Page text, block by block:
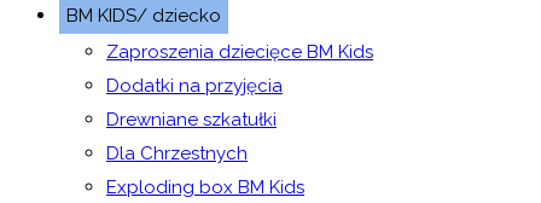
BM KIDS/ dziecko
Zaproszenia dziecięce BM Kids
Dodatki na przyjęcia
Drewniane szkatułki
Dla Chrzestnych
Exploding box BM Kids